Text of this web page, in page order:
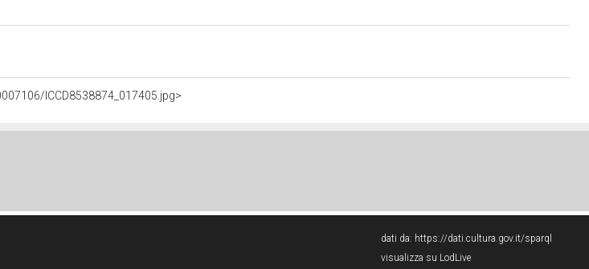
ICCD8538874_017405.jpg>
dati da: https://dati.cultura.gov.it/sparql
visualizza su LodLive